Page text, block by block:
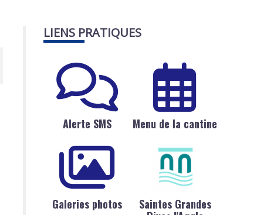
LIENS PRATIQUES
Alerte SMS Menu de la cantine
Galeries photos
Saintes Grandes